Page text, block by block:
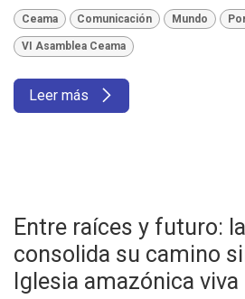
Ceama Comunicación Mundo
VI Asamblea Ceama
Leer más
Entre raíces y futuro:
consolida su camino
Iglesia amazónica viva